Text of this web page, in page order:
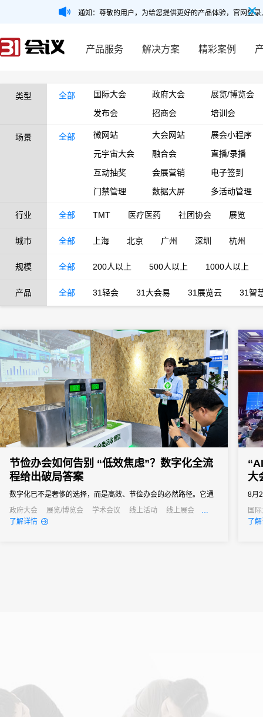
通知：尊敬的用户，为给您提供更好的产品体验，官网登
产品服务 解决方案 精彩案例
类型 全部 国际大会 政府大会
展览/博览会
发布会
招商会 培训会
场景 全部 微网站 大会网站
展会小程序
元宇宙大会
融合会
直播/录播
互动抽奖
会展营销
电子签到
门禁管理
数据大屏 多活动管理
行业 全部 TMT 医疗医药 社团协会 展览
城市 全部 上海 北京 广州 深圳 杭州
规模 全部 200人以上 500人以上 1000人以上
产品 全部 31轻会 31大会易 31展览云 31智
节俭办会如何告别 “低效焦虑”？数字化全流
程给出破局答案
数字化已不是奢侈的选择，而是高效、节俭办会的必然路径。它通
过技术手段打通会议管理的各个环节，用自动化替代人工操作、以
数据化驱动决策、以无纸化践行绿色理念，最终实现成本降低与效
政府大会 展览/博览会 学术会议 线上活动
线上展会
公关活动
招商会
了解详情
大
8月
在
国
线
了